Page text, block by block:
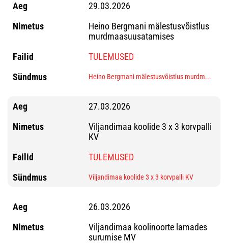
29.03.2026
Heino Bergmani mälestusvõistlus
murdmaasuusatamises
TULEMUSED
Heino Bergmani mälestusvõistlus murdm...
27.03.2026
Viljandimaa koolide 3 x 3 korvpalli
KV
TULEMUSED
Viljandimaa koolide 3 x 3 korvpalli KV
26.03.2026
Viljandimaa koolinoorte lamades
surumise MV